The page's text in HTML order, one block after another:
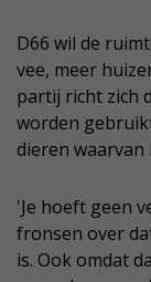
D66 wil de
vee, meer
partij richt zich
worden
dieren
'Je hoeft geen
fronsen over
is. Ook omdat